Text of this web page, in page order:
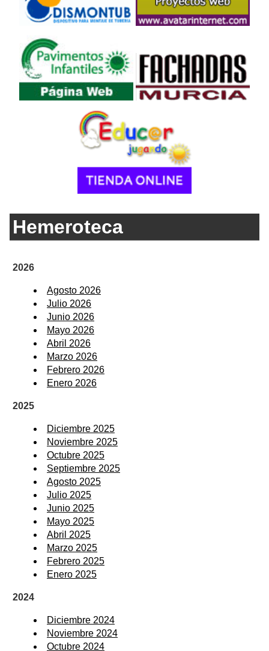
Hemeroteca
2026
Agosto 2026
Julio 2026
Junio 2026
Mayo 2026
Abril 2026
Marzo 2026
Febrero 2026
Enero 2026
2025
Diciembre 2025
Noviembre 2025
Octubre 2025
Septiembre 2025
Agosto 2025
Julio 2025
Junio 2025
Mayo 2025
Abril 2025
Marzo 2025
Febrero 2025
Enero 2025
2024
Diciembre 2024
Noviembre 2024
Octubre 2024